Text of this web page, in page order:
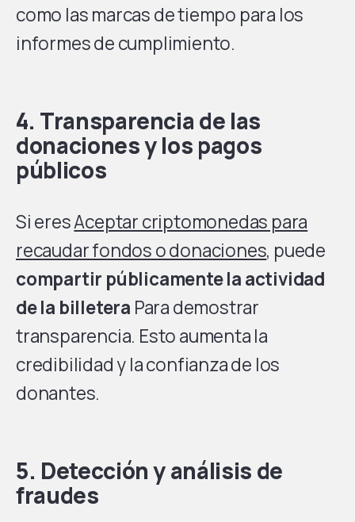
como las marcas de tiempo para los
informes de cumplimiento.
4. Transparencia de las
donaciones y los pagos
públicos
Si eresAceptar criptomonedas para
recaudar fondos o donaciones, puede
compartir públicamente la actividad
de la billetera Para demostrar
transparencia. Esto aumenta la
credibilidad y la confianza de los
donantes.
5. Detección y análisis de
fraudes